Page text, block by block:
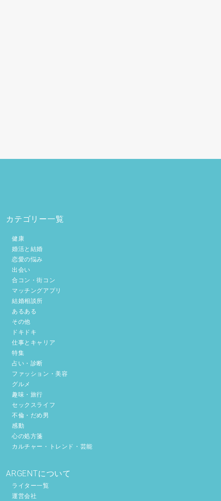
カテゴリー一覧
健康
婚活と結婚
恋愛の悩み
出会い
合コン・街コン
マッチングアプリ
結婚相談所
あるある
その他
ドキドキ
仕事とキャリア
特集
占い・診断
ファッション・美容
グルメ
趣味・旅行
セックスライフ
不倫・だめ男
感動
心の処方箋
カルチャー・トレンド・芸能
ARGENTについて
ライター一覧
運営会社